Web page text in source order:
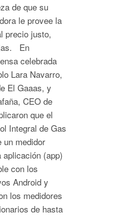
de que su
le provee la
precio justo,
En
celebrada
Lara Navarro,
El Gaaas, y
CEO de
que el
Integral de Gas
un medidor
(app)
con los
Android y
los medidores
de hasta